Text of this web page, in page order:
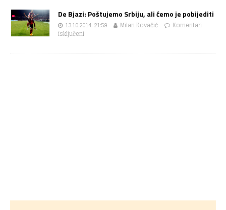
De Bjazi: Poštujemo Srbiju, ali ćemo je pobijediti
13.10.2014. 21:59 Milan Kovačić
Komentari
isključeni